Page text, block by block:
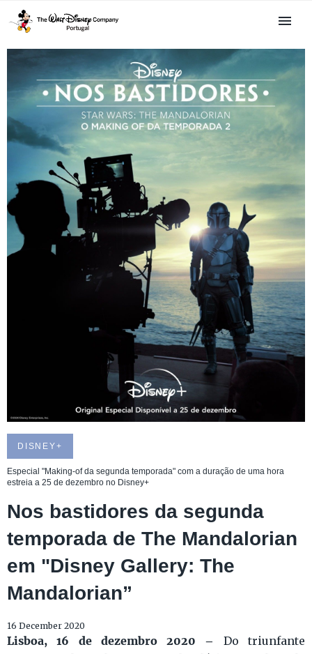
DISNEY+
Especial "Making-of da segunda temporada" com a duração de uma hora
estreia a 25 de dezembro no Disney+
Nos bastidores da segunda
temporada de The Mandalorian
em "Disney Gallery: The
Mandalorian”
16 December 2020
Lisboa, 16 de dezembro 2020 –
Do triunfante